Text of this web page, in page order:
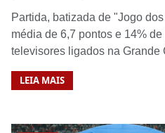
Partida, batizada de "Jogo
média de 6,7 pontos e 14%
televisores ligados na Grande
LEIA MAIS